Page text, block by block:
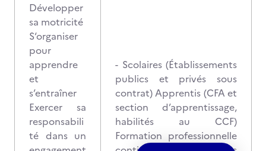
Développer
sa motricité
S‘organiser
pour
apprendre
et
s’entraîner
Exercer sa
responsabili
té dans un
- Scolaires (Établissements
publics et privés sous
contrat) Apprentis (CFA et
section d’apprentissage,
habilités au CCF)
Formation professionnelle